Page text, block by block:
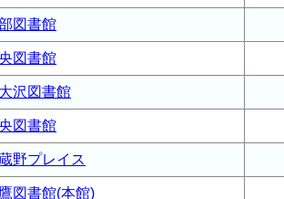
図書館
図書館
沢図書館
図書館
野プレイス
図書館(本館)